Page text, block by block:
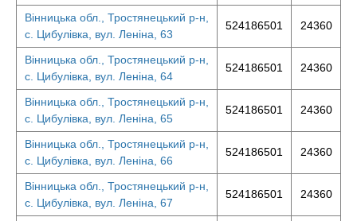
Вінницька обл., Тростянецький р-н,
с. Цибулівка, вул. Леніна, 63
524186501 24360
Вінницька обл., Тростянецький р-н,
с. Цибулівка, вул. Леніна, 64
524186501 24360
Вінницька обл., Тростянецький р-н,
с. Цибулівка, вул. Леніна, 65
524186501 24360
Вінницька обл., Тростянецький р-н,
с. Цибулівка, вул. Леніна, 66
524186501 24360
Вінницька обл., Тростянецький р-н,
с. Цибулівка, вул. Леніна, 67
524186501 24360